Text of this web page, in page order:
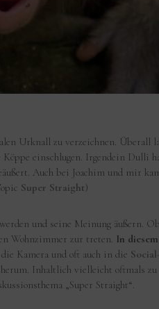
Urknall zu verzeichnen. Überall
einschlugen. Irgendein Dulli
Auch bei Joachim und mir
Super Straight )
und seine Meinung
Wohnzimmer zur treten. In
Kamera und oft auch in die
Inhaltlich vielleicht oftmals
„Super Straight“.